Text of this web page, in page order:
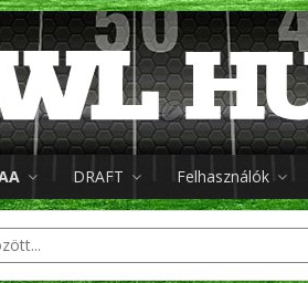
DRAFT Felhasználók